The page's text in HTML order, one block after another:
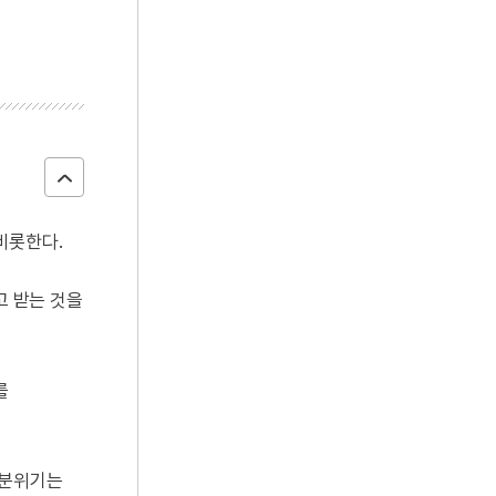
롯한다.
받는 것을
위기는